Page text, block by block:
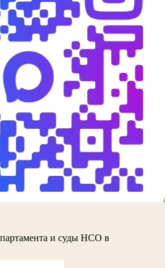
и суды НСО в